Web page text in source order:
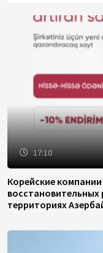
17:10
Корейские
территориях